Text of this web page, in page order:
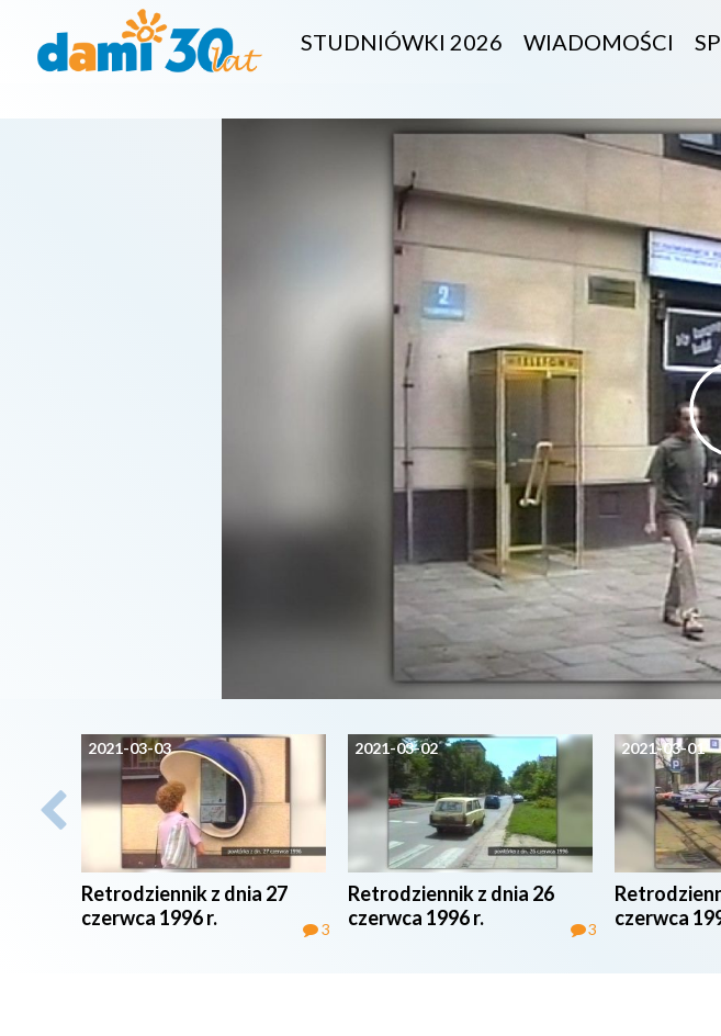
STUDNIÓWKI 2026 WIADOMOŚCI
2021-03-03
Retrodziennik z dnia 27
czerwca 1996 r.
3
2021-03-02
Retrodziennik z dnia 26
czerwca 1996 r.
3
2021-03-01
czerwca